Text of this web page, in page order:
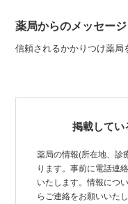
薬局からのメッセージ
信頼されるかかりつけ薬局
掲載して
薬局の情報(所在地、診
ります。事前に電話連
いたします。情報につ
らご連絡をお願いいたし